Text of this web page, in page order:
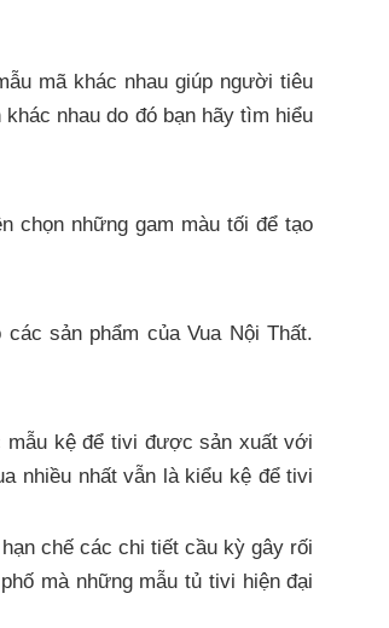
mã khác nhau giúp người tiêu
nhau do đó bạn hãy tìm hiểu
chọn những gam màu tối để tạo
sản phẩm của Vua Nội Thất.
mẫu kệ để tivi được sản xuất với
nhiều nhất vẫn là kiểu kệ để tivi
chế các chi tiết cầu kỳ gây rối
mà những mẫu tủ tivi hiện đại